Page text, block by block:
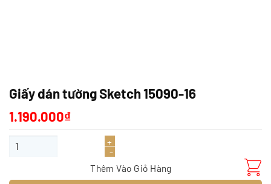
Giấy dán tường Sketch 15090-16
1.190.000₫
Giấy dán tường Sketch 15090-16 số lượng
Thêm Vào Giỏ Hàng